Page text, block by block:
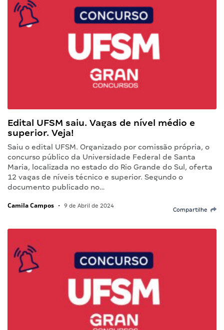
Edital UFSM saiu. Vagas de nível médio e
superior. Veja!
Saiu o edital UFSM. Organizado por comissão própria, o
concurso público da Universidade Federal de Santa
Maria, localizada no estado do Rio Grande do Sul, oferta
12 vagas de níveis técnico e superior. Segundo o
documento publicado no…
Camila Campos • 9 de Abril de 2024
Compartilhe